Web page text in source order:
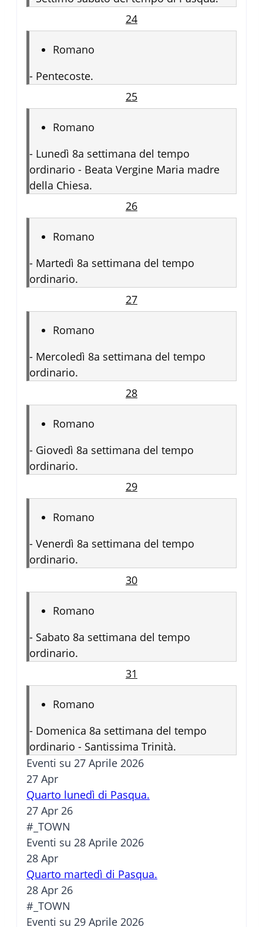
24
Romano
- Pentecoste.
25
Romano
- Lunedì 8a settimana del tempo
ordinario - Beata Vergine Maria madre
della Chiesa.
26
Romano
- Martedì 8a settimana del tempo
ordinario.
27
Romano
- Mercoledì 8a settimana del tempo
ordinario.
28
Romano
- Giovedì 8a settimana del tempo
ordinario.
29
Romano
- Venerdì 8a settimana del tempo
ordinario.
30
Romano
- Sabato 8a settimana del tempo
ordinario.
31
Romano
- Domenica 8a settimana del tempo
ordinario - Santissima Trinità.
Eventi su 27 Aprile 2026
27 Apr
Quarto lunedì di Pasqua.
27 Apr 26
#_TOWN
Eventi su 28 Aprile 2026
28 Apr
Quarto martedì di Pasqua.
28 Apr 26
#_TOWN
Eventi su 29 Aprile 2026